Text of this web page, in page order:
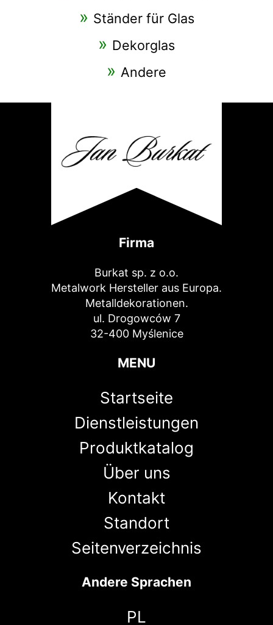
Ständer für Glas
Dekorglas
Andere
Firma
Burkat sp. z o.o.
Metalwork Hersteller aus Europa.
Metalldekorationen.
ul. Drogowców 7
32-400 Myślenice
MENU
Startseite
Dienstleistungen
Produktkatalog
Über uns
Kontakt
Standort
Seitenverzeichnis
Andere Sprachen
PL